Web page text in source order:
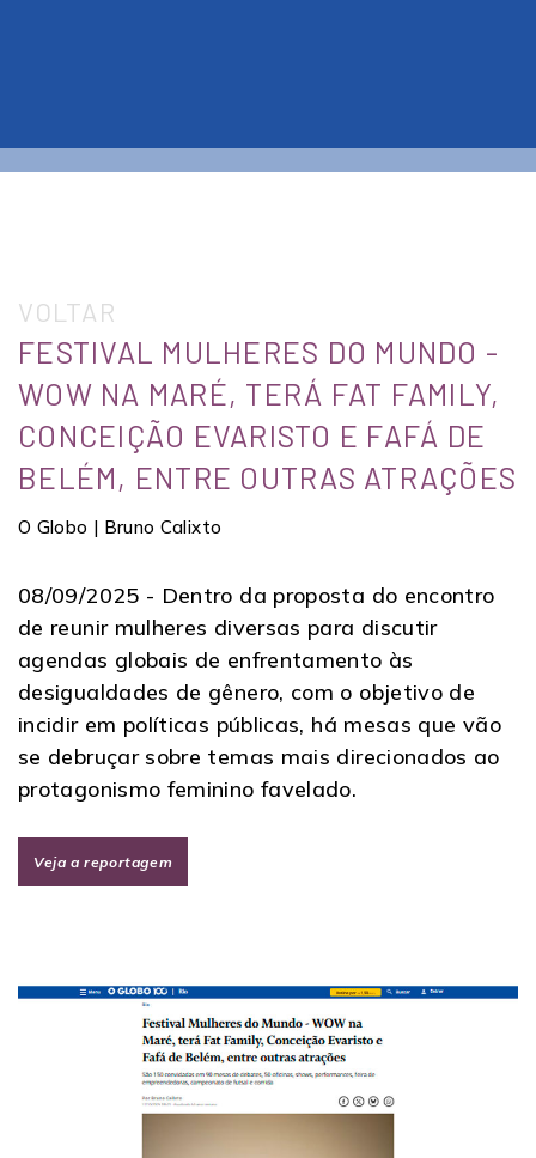
VOLTAR
FESTIVAL MULHERES DO MUNDO -
WOW NA MARÉ, TERÁ FAT FAMILY,
CONCEIÇÃO EVARISTO E FAFÁ DE
BELÉM, ENTRE OUTRAS ATRAÇÕES
O Globo | Bruno Calixto
08/09/2025 - Dentro da proposta do encontro
de reunir mulheres diversas para discutir
agendas globais de enfrentamento às
desigualdades de gênero, com o objetivo de
incidir em políticas públicas, há mesas que vão
se debruçar sobre temas mais direcionados ao
protagonismo feminino favelado.
Veja a reportagem